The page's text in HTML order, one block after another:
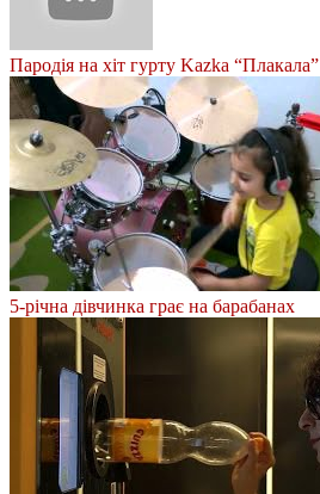
Пародія на хіт гурту Kazka “Плакала”
5-річна дівчинка грає на барабанах